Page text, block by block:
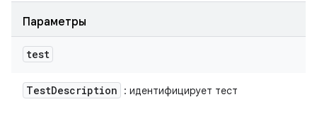
Параметры
test
TestDescription : идентифицирует тест